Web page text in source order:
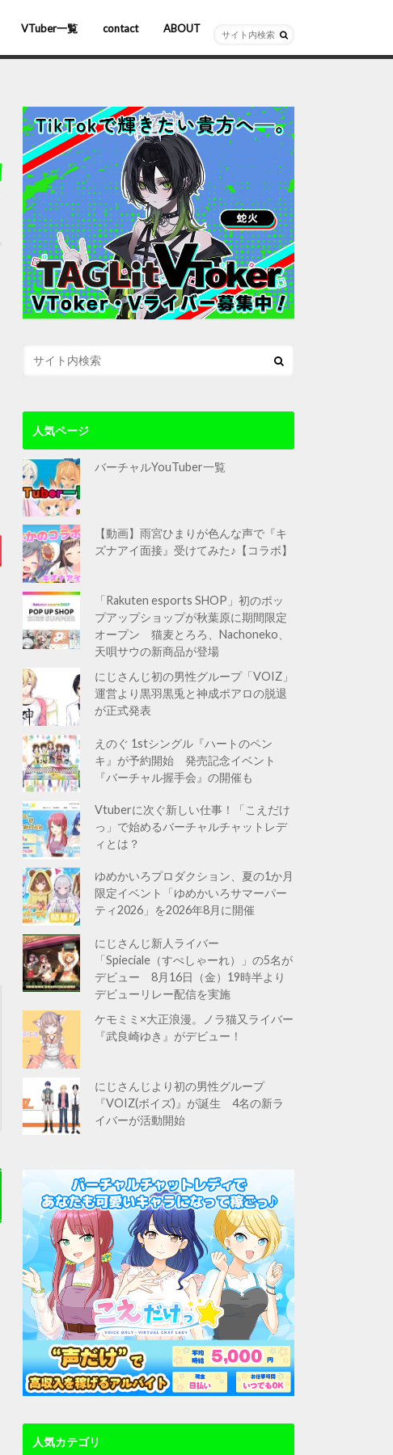
VTuber一覧
バーチャルYouTuber
VR/AR
ホロライブ
にじさんじ
ななしいんく
ぶいすぽっ！
contact ABOUT
人気ページ
バーチャルYouTuber一覧
【動画】雨宮ひまりが色んな声で『キ
ズナアイ面接』受けてみた♪【コラボ】
「Rakuten esports SHOP」初のポッ
プアップショップが秋葉原に期間限定
オープン 猫麦とろろ、Nachoneko、
天唄サウの新商品が登場
にじさんじ初の男性グループ「VOIZ」
運営より黒羽黒兎と神成ポアロの脱退
が正式発表
えのぐ 1stシングル『ハートのペン
キ』が予約開始 発売記念イベント
『バーチャル握手会』の開催も
Vtuberに次ぐ新しい仕事！「こえだけ
っ」で始めるバーチャルチャットレデ
ィとは？
ゆめかいろプロダクション、夏の1か月
限定イベント「ゆめかいろサマーパー
ティ2026」を2026年8月に開催
にじさんじ新人ライバー
「Spieciale（すぺしゃーれ）」の5名が
デビュー 8月16日（金）19時半より
デビューリレー配信を実施
ケモミミ×大正浪漫。ノラ猫又ライバー
『武良崎ゆき』がデビュー！
にじさんじより初の男性グループ
『VOIZ(ボイズ)』が誕生 4名の新ラ
イバーが活動開始
人気カテゴリ